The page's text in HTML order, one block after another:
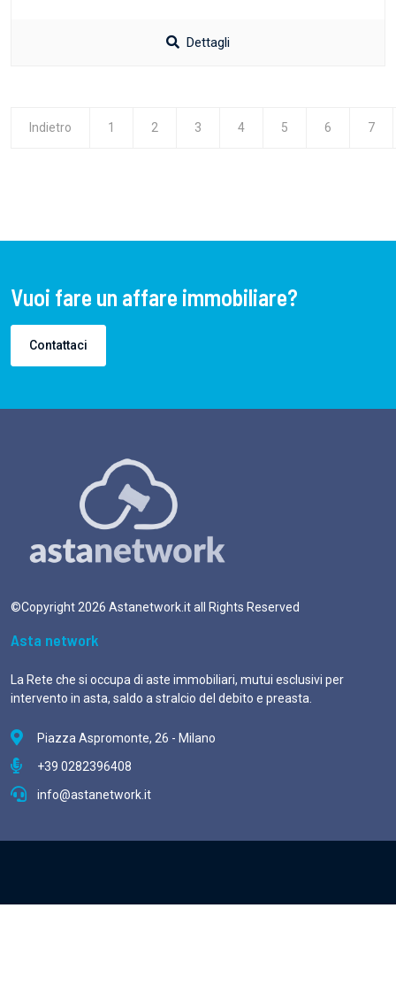
Dettagli
Indietro 1 2 3 4 5 6 7
Vuoi fare un affare immobiliare?
Contattaci
©Copyright 2026 Astanetwork.it all Rights Reserved
Asta network
La Rete che si occupa di aste immobiliari, mutui esclusivi per
intervento in asta, saldo a stralcio del debito e preasta.
Piazza Aspromonte, 26 - Milano
+39 0282396408
info@astanetwork.it